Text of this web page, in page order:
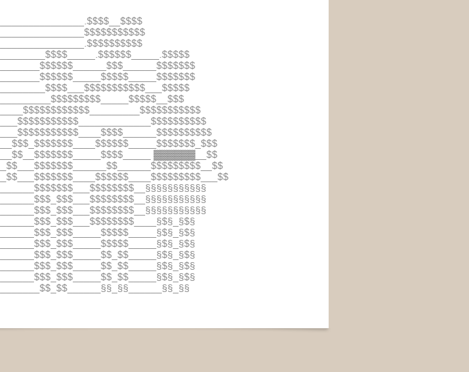
________________.$$$$__$$$$
________________$$$$$$$$$$$
________________.$$$$$$$$$$
_________$$$$_____.$$$$$$_____.$$$$$
________$$$$$$______$$$______$$$$$$$
________$$$$$$_____$$$$$_____$$$$$$$
_________$$$$___$$$$$$$$$$$___$$$$$
__________$$$$$$$$$_____$$$$$__$$$
_____$$$$$$$$$$$$_________$$$$$$$$$$$
____$$$$$$$$$$$_____________$$$$$$$$$$
____$$$$$$$$$$$____$$$$______$$$$$$$$$$
___$$$_$$$$$$$____$$$$$$_____$$$$$$$_$$$
___$$__$$$$$$$_____$$$$_____ ▓▓▓▓▓▓__$$
__$$___$$$$$$$______$$______$$$$$$$$$__$$
__$$___$$$$$$$____$$$$$$____$$$$$$$$$___$$
_______$$$$$$$___$$$$$$$$__§§§§§§§§§§§
_______$$$_$$$___$$$$$$$$__§§§§§§§§§§§
_______$$$_$$$___$$$$$$$$__§§§§§§§§§§§
_______$$$_$$$___$$$$$$$$____§$§_§$§
_______$$$_$$$_____$$$$$_____§$§_§$§
_______$$$_$$$_____$$$$$_____§$§_§$§
_______$$$_$$$_____$$_$$_____§$§_§$§
_______$$$_$$$_____$$_$$_____§$§_§$§
_______$$$_$$$_____$$_$$_____§$§_§$§
________$$_$$______§§_§§______§§_§§